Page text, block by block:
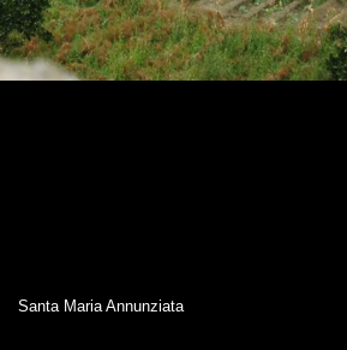
Santa Maria Annunziata